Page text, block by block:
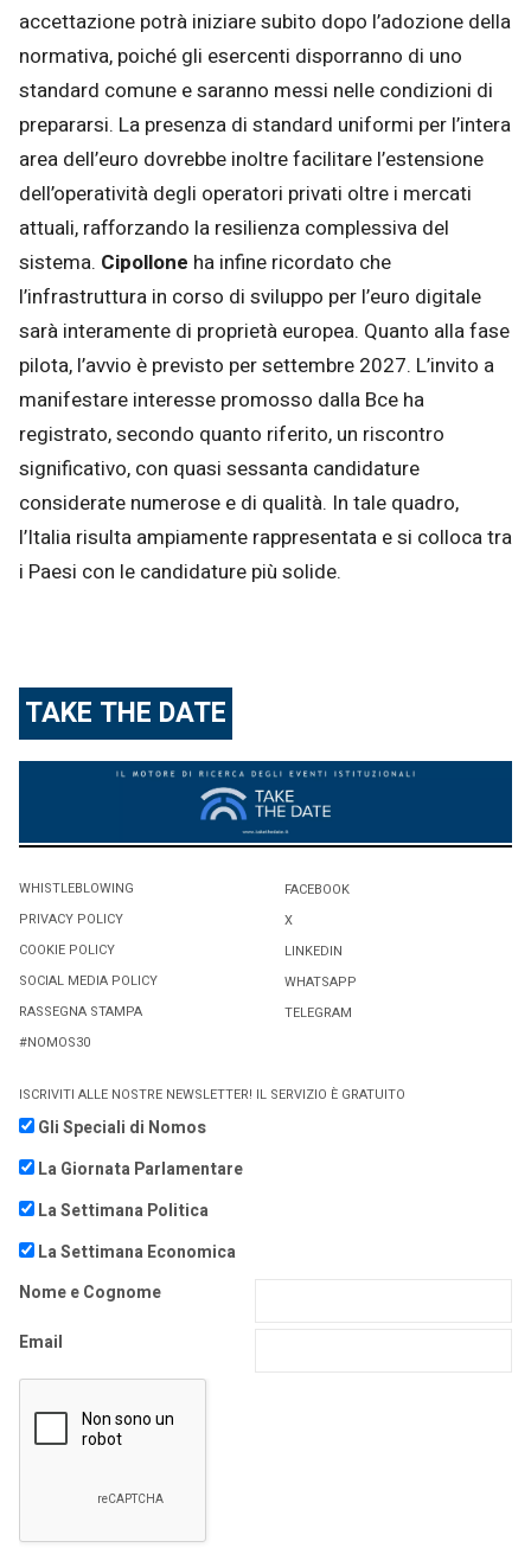
accettazione potrà iniziare subito dopo l’adozione della
normativa, poiché gli esercenti disporranno di uno
standard comune e saranno messi nelle condizioni di
prepararsi. La presenza di standard uniformi per l’intera
area dell’euro dovrebbe inoltre facilitare l’estensione
dell’operatività degli operatori privati oltre i mercati
attuali, rafforzando la resilienza complessiva del
sistema. Cipollone ha infine ricordato che
l’infrastruttura in corso di sviluppo per l’euro digitale
sarà interamente di proprietà europea. Quanto alla fase
pilota, l’avvio è previsto per settembre 2027. L’invito a
manifestare interesse promosso dalla Bce ha
registrato, secondo quanto riferito, un riscontro
significativo, con quasi sessanta candidature
considerate numerose e di qualità. In tale quadro,
l’Italia risulta ampiamente rappresentata e si colloca tra
i Paesi con le candidature più solide.
TAKE THE DATE
WHISTLEBLOWING
PRIVACY POLICY
COOKIE POLICY
SOCIAL MEDIA POLICY
RASSEGNA STAMPA
#NOMOS30
FACEBOOK
X
LINKEDIN
WHATSAPP
TELEGRAM
ISCRIVITI ALLE NOSTRE NEWSLETTER! IL SERVIZIO È GRATUITO
Gli Speciali di Nomos
La Giornata Parlamentare
La Settimana Politica
La Settimana Economica
Nome e Cognome
Email